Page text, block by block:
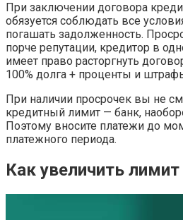
При заключении договора
обязуется соблюдать все
погашать задолженность.
порче репутации, кредитор в
имеет право расторгнуть
100% долга + проценты и
При наличии просрочек вы не
кредитный лимит — банк,
Поэтому вносите платежи до
платежного периода.
Как увеличить лимит